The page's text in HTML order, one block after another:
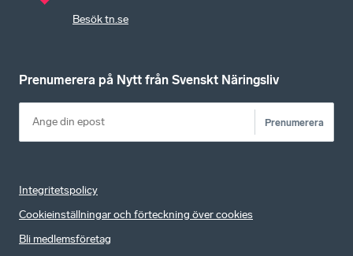
Besök tn.se
Prenumerera på Nytt från Svenskt Näringsliv
Prenumerera
Integritetspolicy
Cookieinställningar och förteckning över cookies
Bli medlemsföretag